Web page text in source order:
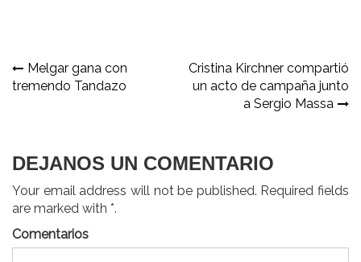
Navegación
de
Melgar gana con
tremendo Tandazo
Cristina Kirchner compartió
un acto de campaña junto
a Sergio Massa
DEJANOS UN COMENTARIO
Your email address will not be published. Required fields
are marked with *.
Comentarios